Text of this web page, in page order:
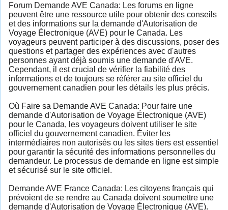
Forum Demande AVE Canada: Les forums en ligne
peuvent être une ressource utile pour obtenir des conseils
et des informations sur la demande d'Autorisation de
Voyage Électronique (AVE) pour le Canada. Les
voyageurs peuvent participer à des discussions, poser des
questions et partager des expériences avec d'autres
personnes ayant déjà soumis une demande d'AVE.
Cependant, il est crucial de vérifier la fiabilité des
informations et de toujours se référer au site officiel du
gouvernement canadien pour les détails les plus précis.
Où Faire sa Demande AVE Canada: Pour faire une
demande d'Autorisation de Voyage Électronique (AVE)
pour le Canada, les voyageurs doivent utiliser le site
officiel du gouvernement canadien. Éviter les
intermédiaires non autorisés ou les sites tiers est essentiel
pour garantir la sécurité des informations personnelles du
demandeur. Le processus de demande en ligne est simple
et sécurisé sur le site officiel.
Demande AVE France Canada: Les citoyens français qui
prévoient de se rendre au Canada doivent soumettre une
demande d'Autorisation de Voyage Électronique (AVE).